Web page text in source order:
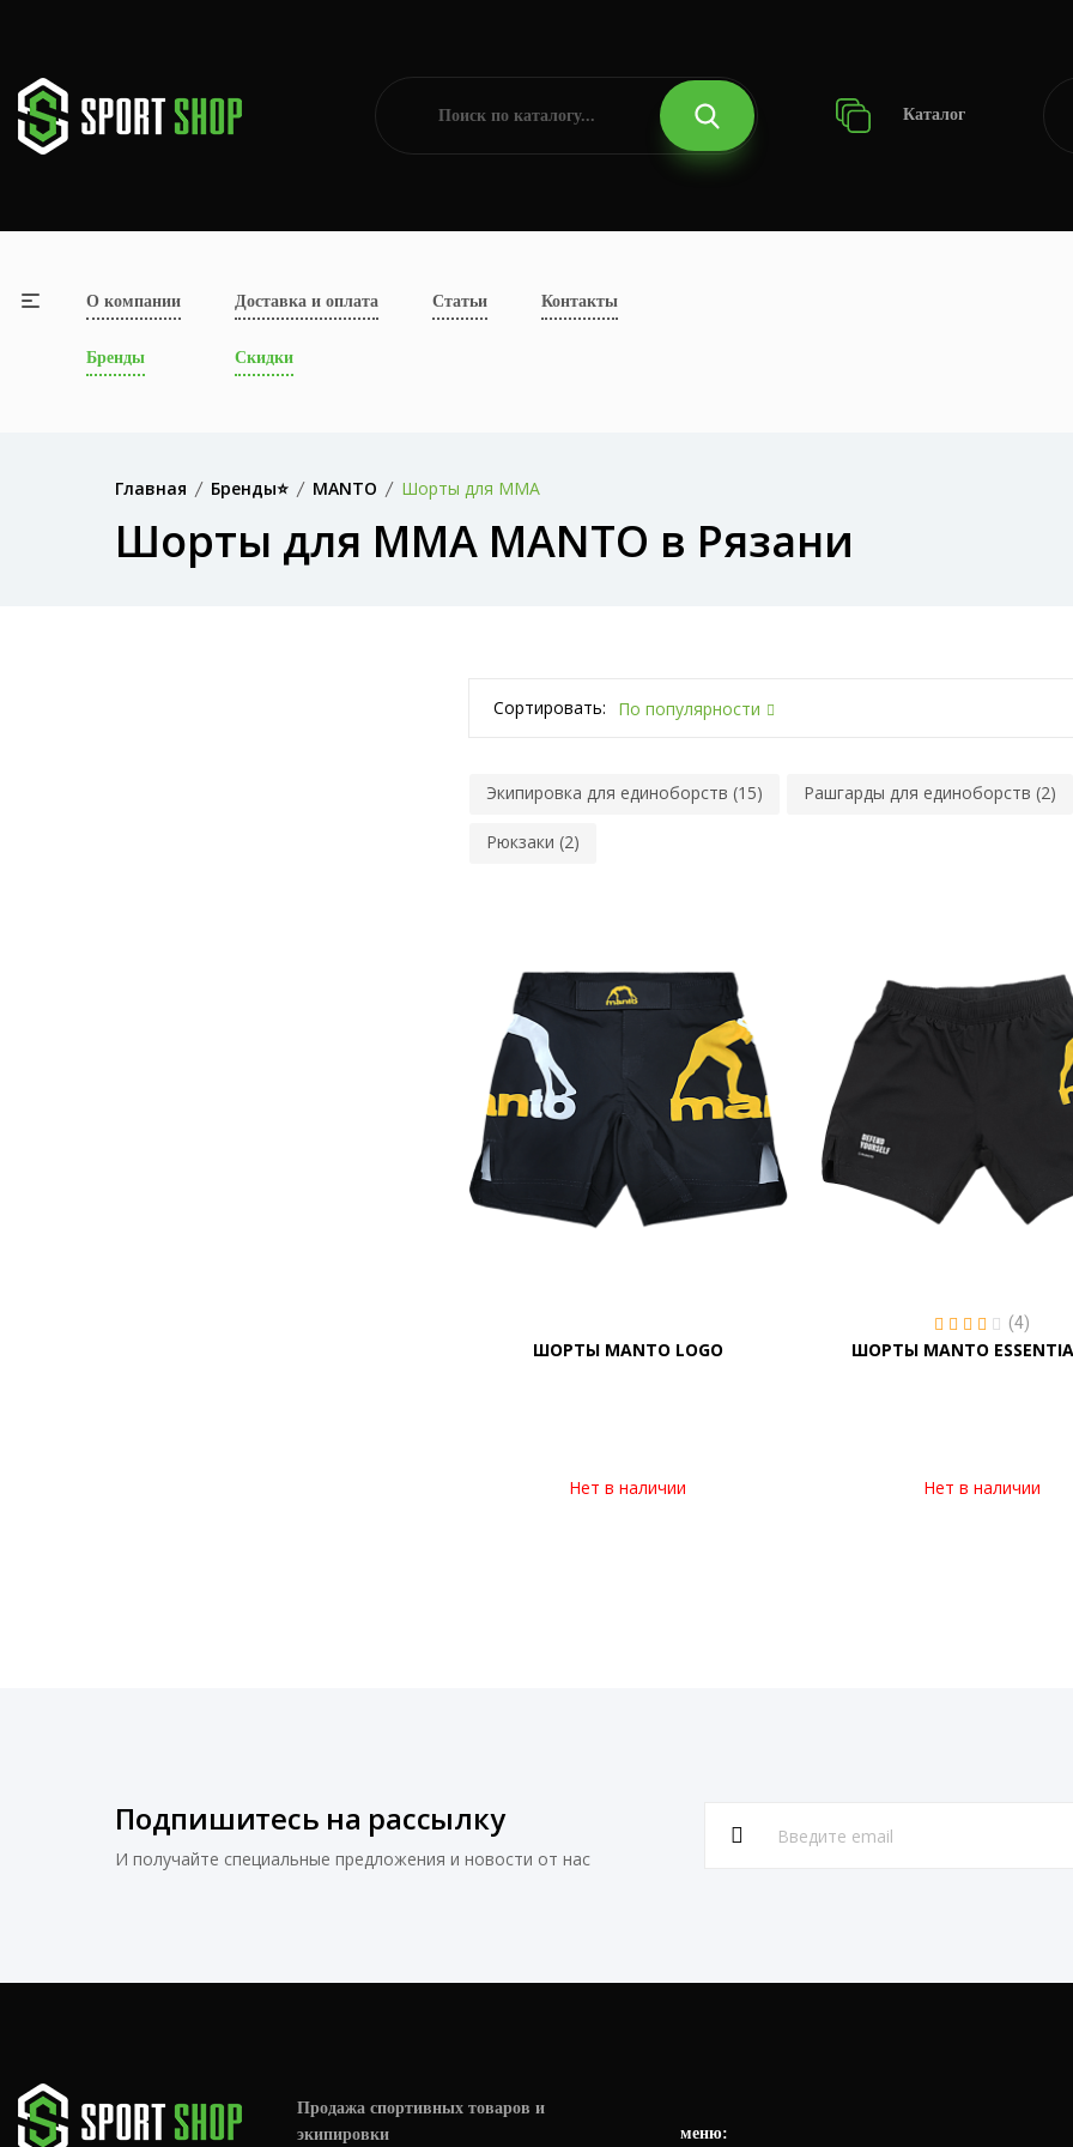
Каталог
О компании Доставка и оплата Статьи Контакты
Бренды Скидки
Главная Бренды⭐ MANTO Шорты для MMA
Шорты для MMA MANTO в Рязани
Сортировать: По популярности
Экипировка для единоборств (15) Рашгарды для единоборств (2)
Рюкзаки (2)
ШОРТЫ MANTO LOGO
Нет в наличии
(4)
ШОРТЫ MANTO
Нет в наличии
Подпишитесь на рассылку
И получайте специальные предложения и новости от нас
Продажа спортивных товаров и
экипировки
меню: